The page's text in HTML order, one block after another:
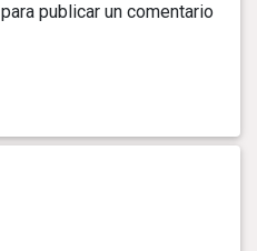
para publicar un comentario